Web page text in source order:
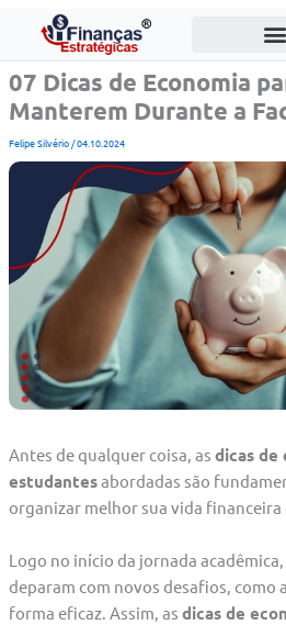
conteúdo
07 Dicas de Economia
Manterem Durante a
Felipe Silvério/04.10.2024
Antes de qualquer coisa, as dicas de
estudantesabordadas são
organizar melhor sua vida
Logo no início da jornada
deparam com novos desafios,
forma eficaz. Assim, as dicas de